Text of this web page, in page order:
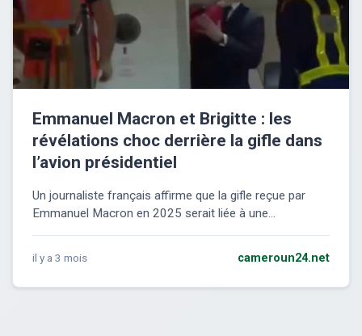
Emmanuel Macron et Brigitte : les
révélations choc derrière la gifle dans
l’avion présidentiel
Un journaliste français affirme que la gifle reçue par
Emmanuel Macron en 2025 serait liée à une...
il y a 3 mois cameroun24.net